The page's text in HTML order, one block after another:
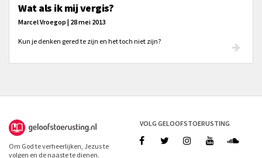
Wat als ik mij vergis?
Marcel Vroegop | 28 mei 2013
Kun je denken gered te zijn en het toch niet zijn?
Om God te verheerlijken, Jezus te
volgen en de naaste te dienen.
VOLG GELOOFSTOERUSTING